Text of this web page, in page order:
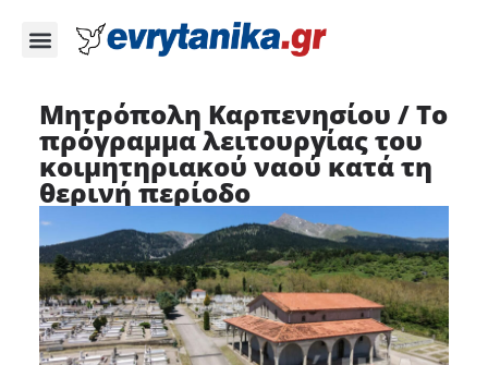
Μητρόπολη Καρπενησίου / Το
πρόγραμμα λειτουργίας του
κοιμητηριακού ναού κατά τη
θερινή περίοδο